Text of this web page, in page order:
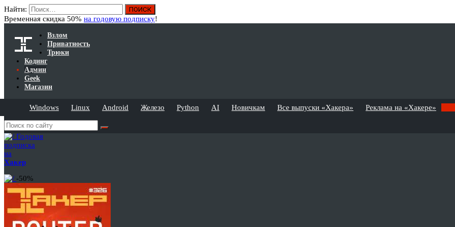
Найти:
Временная скидка 50% на годовую подписку!
Взлом
Приватность
Трюки
Кодинг
Админ
Geek
Магазин
Windows Linux Android Железо Python AI Новичкам Все выпуски «Хакера» Реклама на «Хакере»
Годовая
подписка
на
Хакер
-50%